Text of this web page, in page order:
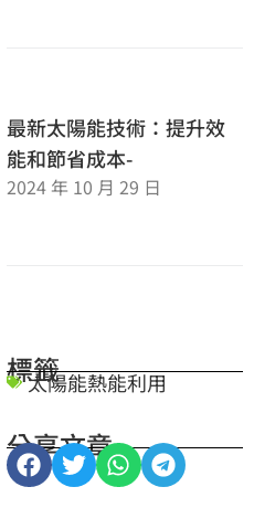
最新太陽能技術：提升效
能和節省成本-
2024 年 10 月 29 日
標籤
太陽能熱能利用
分享文章